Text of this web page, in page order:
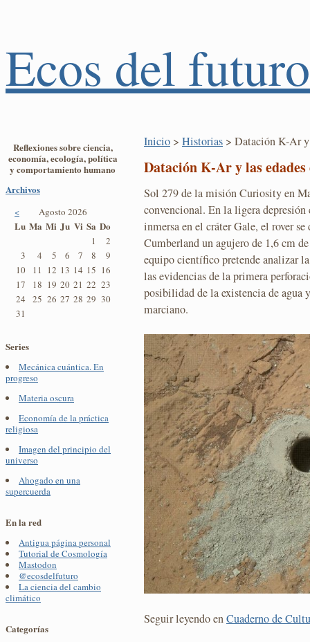
Ecos del futuro
Reflexiones sobre ciencia,
economía, ecología, política
y comportamiento humano
Archivos
< Agosto 2026
Lu Ma Mi Ju Vi Sa Do
1
2
3
4 5 6 7 8
9
10
11 12 13 14 15 16
17
18 19 20 21 22 23
24
25 26 27 28 29 30
31
Series
Mecánica cuántica. En
progreso
Materia oscura
Economía de la práctica
religiosa
Imagen del principio del
universo
Ahogado en una
supercuerda
En la red
Antigua página personal
Tutorial de Cosmología
Mastodon
@ecosdelfuturo
La ciencia del cambio
climático
Categorías
Inicio > Historias > Datación K-Ar y
Datación K-Ar y las
Sol 279 de la misión Curiosity en
convencional. En la ligera
inmersa en el cráter Gale, el rover
Cumberland un agujero de 1,6 cm
equipo científico pretende analizar
las evidencias de la primera
posibilidad de la existencia de agua
marciano.
Seguir leyendo enCuaderno de